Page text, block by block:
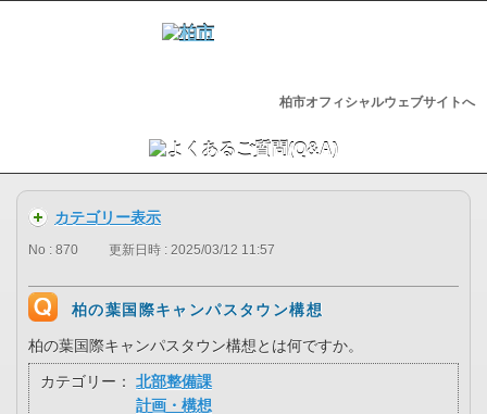
柏市オフィシャルウェブサイトへ
カテゴリー表示
No : 870 更新日時 : 2025/03/12 11:57
柏の葉国際キャンパスタウン構想
柏の葉国際キャンパスタウン構想とは何ですか。
カテゴリー：
北部整備課
計画・構想